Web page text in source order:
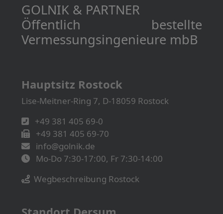
GOLNIK & PARTNER
Öffentlich bestellte
Vermessungs­­ingenieure mbB
Hauptsitz Rostock
Lise-Meitner-Ring 7, D-18059 Rostock
+49 381 405 69-0
+49 381 405 69-70
info@golnik.de
Mo-Do 7:30-17:00, Fr 7:30-14:00
Wegbeschreibung Rostock